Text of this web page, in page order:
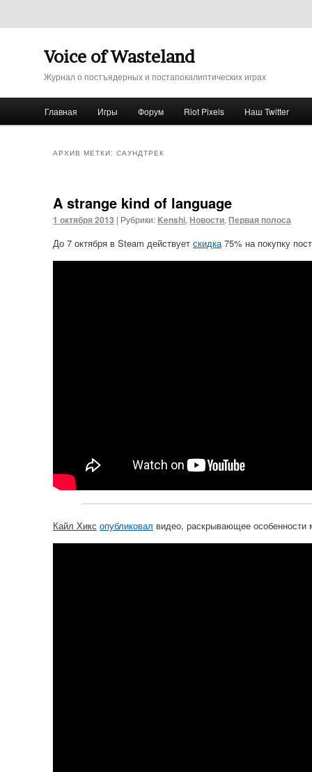
Voice of Wasteland
Журнал о постъядерных и постапокалиптических играх
Перейти к основному содержимому
Перейти к дополнительному содержимому
Главная Игры Форум Riot Pixels Наш Twitter
АРХИВ МЕТКИ: САУНДТРЕК
A strange kind of language
1 октября 2013 | Рубрики: Kenshi, Новости, Первая полоса
До 7 октября в Steam действует скидка75% на покупку
Кайл Хикс опубликовал видео, раскрывающее